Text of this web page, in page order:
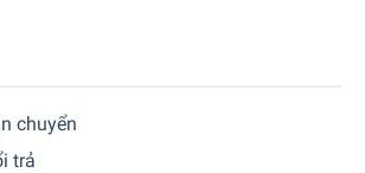
chuyển
trả